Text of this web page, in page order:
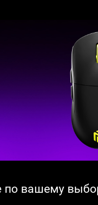
по вашему